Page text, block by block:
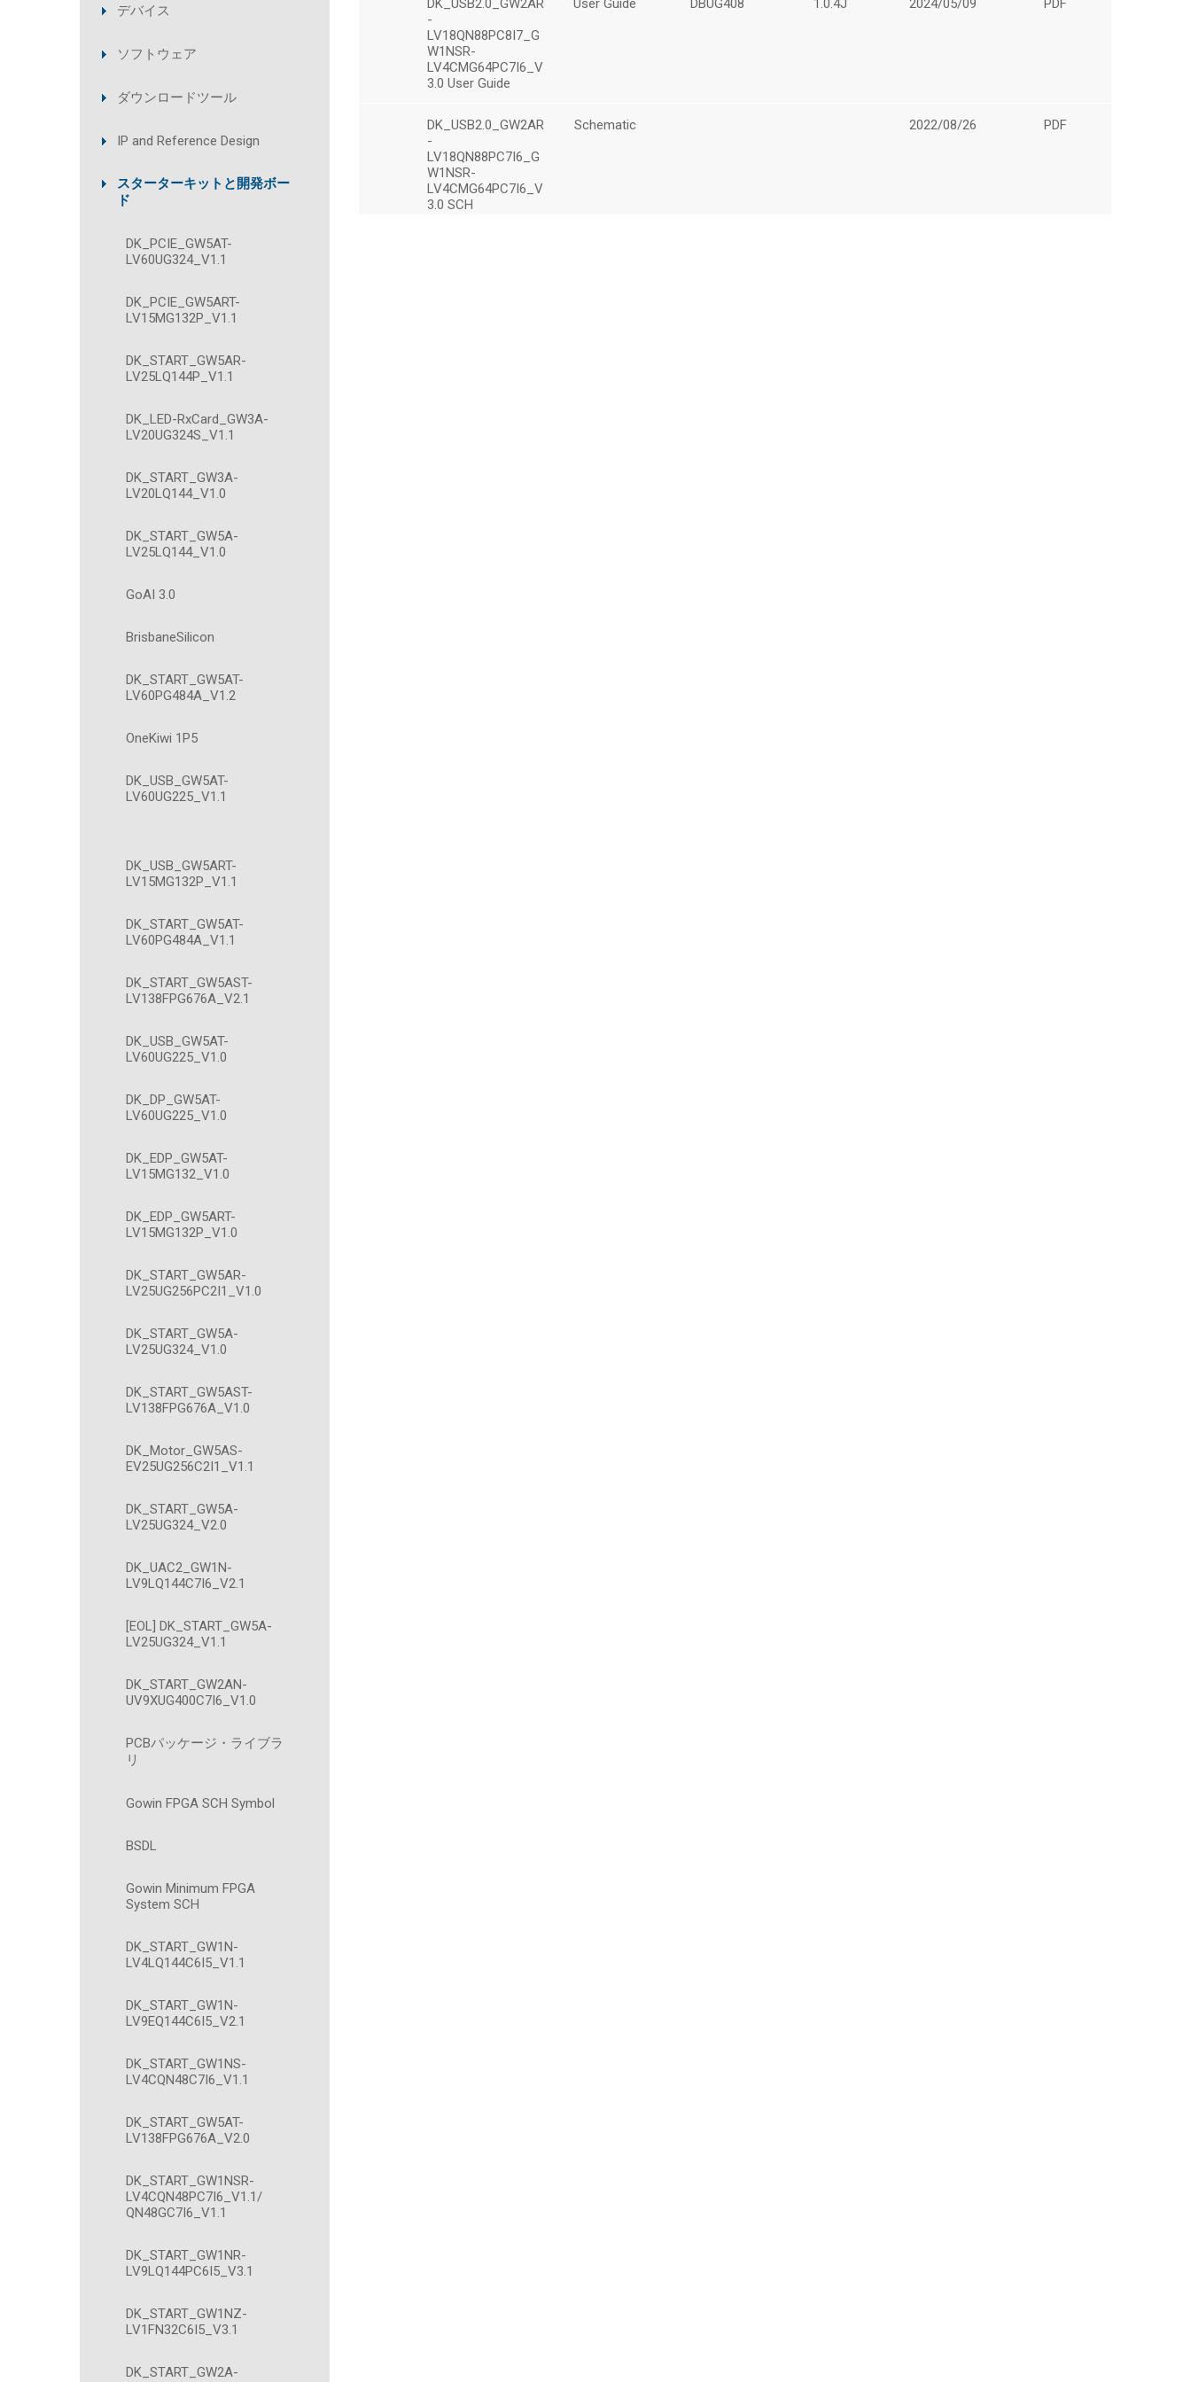
デバイス
ソフトウェア
ダウンロードツール
IP and Reference Design
スターターキットと開発ボー
ド
DK_PCIE_GW5AT-
LV60UG324_V1.1
DK_PCIE_GW5ART-
LV15MG132P_V1.1
DK_START_GW5AR-
LV25LQ144P_V1.1
DK_LED-RxCard_GW3A-
LV20UG324S_V1.1
DK_START_GW3A-
LV20LQ144_V1.0
DK_START_GW5A-
LV25LQ144_V1.0
GoAI 3.0
BrisbaneSilicon
DK_START_GW5AT-
LV60PG484A_V1.2
OneKiwi 1P5
DK_USB_GW5AT-
LV60UG225_V1.1
DK_USB_GW5ART-
LV15MG132P_V1.1
DK_START_GW5AT-
LV60PG484A_V1.1
DK_START_GW5AST-
LV138FPG676A_V2.1
DK_USB_GW5AT-
LV60UG225_V1.0
DK_DP_GW5AT-
LV60UG225_V1.0
DK_EDP_GW5AT-
LV15MG132_V1.0
DK_EDP_GW5ART-
LV15MG132P_V1.0
DK_START_GW5AR-
LV25UG256PC2I1_V1.0
DK_START_GW5A-
LV25UG324_V1.0
DK_START_GW5AST-
LV138FPG676A_V1.0
DK_Motor_GW5AS-
EV25UG256C2I1_V1.1
DK_START_GW5A-
LV25UG324_V2.0
DK_UAC2_GW1N-
LV9LQ144C7I6_V2.1
[EOL] DK_START_GW5A-
LV25UG324_V1.1
DK_START_GW2AN-
UV9XUG400C7I6_V1.0
PCBパッケージ・ライブラ
リ
Gowin FPGA SCH Symbol
BSDL
Gowin Minimum FPGA
System SCH
DK_START_GW1N-
LV4LQ144C6I5_V1.1
DK_START_GW1N-
LV9EQ144C6I5_V2.1
DK_START_GW1NS-
LV4CQN48C7I6_V1.1
DK_START_GW5AT-
LV138FPG676A_V2.0
DK_START_GW1NSR-
LV4CQN48PC7I6_V1.1/
QN48GC7I6_V1.1
DK_START_GW1NR-
LV9LQ144PC6I5_V3.1
DK_START_GW1NZ-
LV1FN32C6I5_V3.1
DK_START_GW2A-